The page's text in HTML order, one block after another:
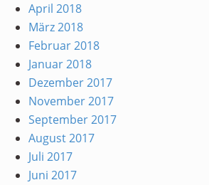
April 2018
März 2018
Februar 2018
Januar 2018
Dezember 2017
November 2017
September 2017
August 2017
Juli 2017
Juni 2017